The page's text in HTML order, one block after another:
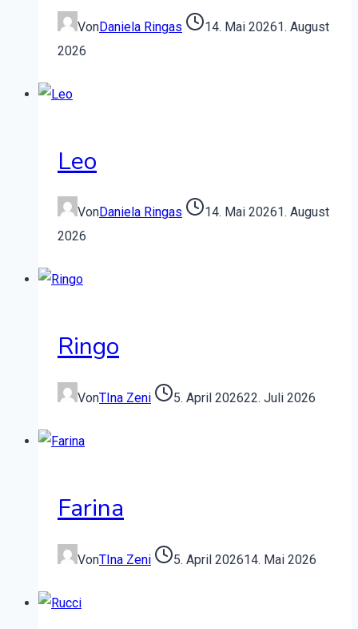
VonDaniela Ringas 14. Mai 20261. August
2026
Leo
VonDaniela Ringas 14. Mai 20261. August
2026
Ringo
VonTIna Zeni 5. April 202622. Juli 2026
Farina
VonTIna Zeni 5. April 202614. Mai 2026